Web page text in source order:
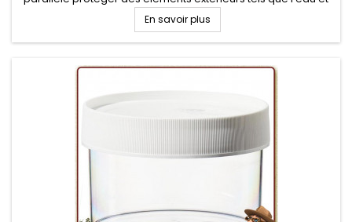
la poussière. Conteneur alimentaire pratique au camping,
survie et voyage.
En savoir plus